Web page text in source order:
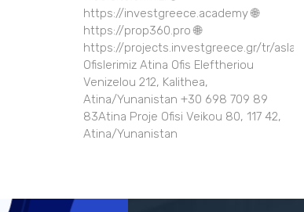
https://investgreece.academy 🌐
https://prop360.pro 🌐
https://projects.investgreece.gr/tr/
Ofislerimiz Atina Ofis Eleftheriou
Venizelou 212, Kalithea,
Atina/Yunanistan +30 698 709 89
83Atina Proje Ofisi Veikou 80, 117 42,
Atina/Yunanistan